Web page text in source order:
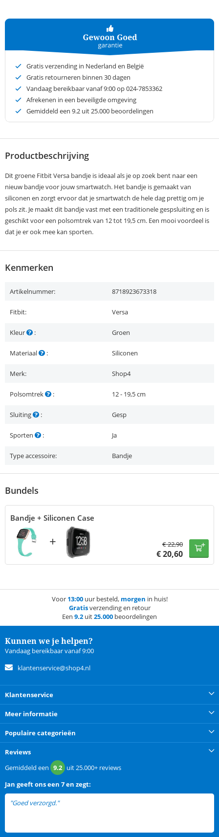
Gratis verzending in Nederland en België
Gratis retourneren binnen 30 dagen
Vandaag bereikbaar vanaf 9:00 op 024-7853362
Afrekenen in een beveiligde omgeving
Gemiddeld een 9.2 uit 25.000 beoordelingen
Productbeschrijving
Dit groene Fitbit Versa bandje is ideaal als je op zoek bent naar een
nieuw bandje voor jouw smartwatch. Het bandje is gemaakt van
siliconen en zorgt ervoor dat je smartwatch de hele dag prettig om je
pols zit. Je maakt dit bandje vast met een traditionele gespsluiting en is
geschikt voor een polsomtrek van 12 tot 19,5 cm. Een mooi voordeel is
dat je er ook mee kan sporten.
Kenmerken
Artikelnummer: 8718923673318
Fitbit: Versa
Kleur : Groen
Materiaal : Siliconen
Merk: Shop4
Polsomtrek : 12 - 19,5 cm
Sluiting : Gesp
Sporten : Ja
Type accessoire: Bandje
Bundels
Bandje + Siliconen Case
+ €22,90
€20,60
Voor 13:00uur besteld, morgen in huis!
Gratisverzending en retour
Een 9.2 uit25.000 beoordelingen
Kunnen we je helpen?
Vandaag bereikbaar vanaf 9:00
klantenservice@shop4.nl
Klantenservice
Meer informatie
Populaire categorieën
Reviews
Gemiddeld een 9.2 uit25.000+ reviews
Jan geeft ons een 7 en zegt:
"Goed verzorgd."